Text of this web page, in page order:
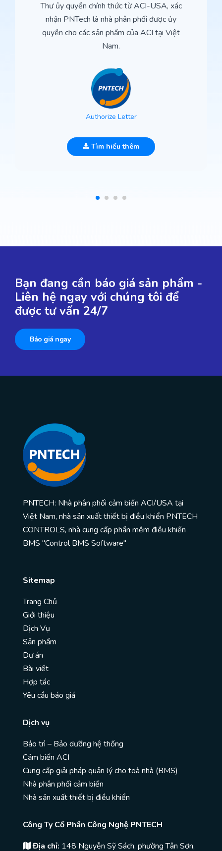
Thư ủy quyền chính thức từ ACI-USA, xác
nhận PNTech là nhà phân phối được ủy
quyền cho các sản phẩm của ACI tại Việt
Nam.
Authorize Letter
Tìm hiểu thêm
Bạn đang cần báo giá sản phẩm -
Liên hệ ngay với chúng tôi để
được tư vấn 24/7
Báo giá ngay
PNTECH: Nhà phân phối cảm biến ACI/USA tại
Việt Nam, nhà sản xuất thiết bị điều khiển PNTECH
CONTROLS, nhà cung cấp phần mềm điều khiển
BMS "Control BMS Software"
Sitemap
Trang Chủ
Giới thiệu
Dịch Vụ
Sản phẩm
Dự án
Bài viết
Hợp tác
Yêu cầu báo giá
Dịch vụ
Bảo trì – Bảo dưỡng hệ thống
Cảm biến ACI
Cung cấp giải pháp quản lý cho toà nhà (BMS)
Nhà phân phối cảm biến
Nhà sản xuất thiết bị điều khiển
Công Ty Cổ Phần Công Nghệ PNTECH
Địa chỉ: 148 Nguyễn Sỹ Sách, phường Tân Sơn,